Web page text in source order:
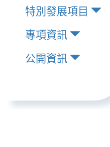
特別發展項目
專項資訊
公開資訊